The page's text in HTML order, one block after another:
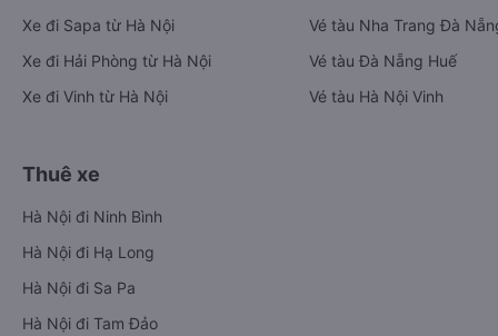
Xe đi Sapa từ Hà Nội
Xe đi Hải Phòng từ Hà Nội
Xe đi Vinh từ Hà Nội
Vé tàu Nha Trang Đà
Vé tàu Đà Nẵng Huế
Vé tàu Hà Nội Vinh
Thuê xe
Hà Nội đi Ninh Bình
Hà Nội đi Hạ Long
Hà Nội đi Sa Pa
Hà Nội đi Tam Đảo